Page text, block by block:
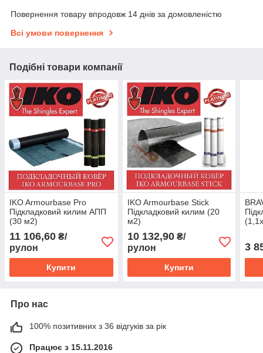
Повернення товару впродовж 14 днів за домовленістю
Всі умови повернення
Подібні товари компанії
IKO Armourbase Pro
Підкладковий килим АПП
(30 м2)
11 106,60 ₴/
рулон
Купити
IKO Armourbase Stick
Підкладковий килим (20
м2)
10 132,90₴/
рулон
Купити
3
Про нас
100% позитивних з 36 відгуків за рік
Працює з 15.11.2016